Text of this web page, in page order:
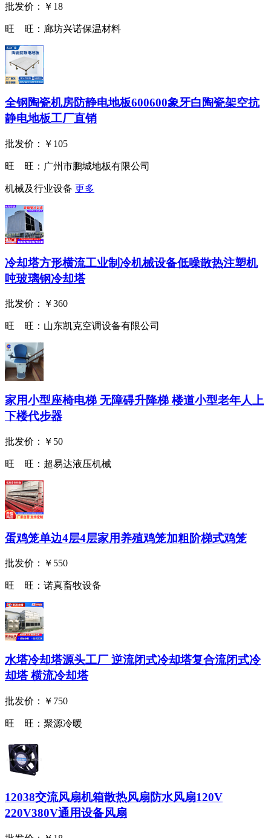
批发价： ￥18
旺 旺： 廊坊兴诺保温材料
全钢陶瓷机房防静电地板600600象牙白陶瓷架空抗
静电地板工厂直销
批发价： ￥105
旺 旺： 广州市鹏城地板有限公司
机械及行业设备 更多
冷却塔方形横流工业制冷机械设备低噪散热注塑机
吨玻璃钢冷却塔
批发价： ￥360
旺 旺： 山东凯克空调设备有限公司
家用小型座椅电梯 无障碍升降梯 楼道小型老年人上
下楼代步器
批发价： ￥50
旺 旺： 超易达液压机械
蛋鸡笼单边4层4层家用养殖鸡笼加粗阶梯式鸡笼
批发价： ￥550
旺 旺： 诺真畜牧设备
水塔冷却塔源头工厂 逆流闭式冷却塔复合流闭式冷
却塔 横流冷却塔
批发价： ￥750
旺 旺： 聚源冷暖
12038交流风扇机箱散热风扇防水风扇120V
220V380V通用设备风扇